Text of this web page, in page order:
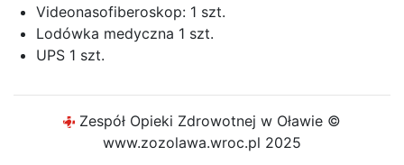
Videonasofiberoskop: 1 szt.
Lodówka medyczna 1 szt.
UPS 1 szt.
Zespół Opieki Zdrowotnej w Oławie ©
www.zozolawa.wroc.pl 2025